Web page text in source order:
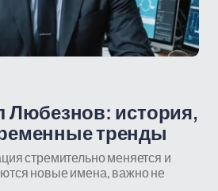
Любезнов: история,
тренды
стремительно меняется и
новые имена, важно не